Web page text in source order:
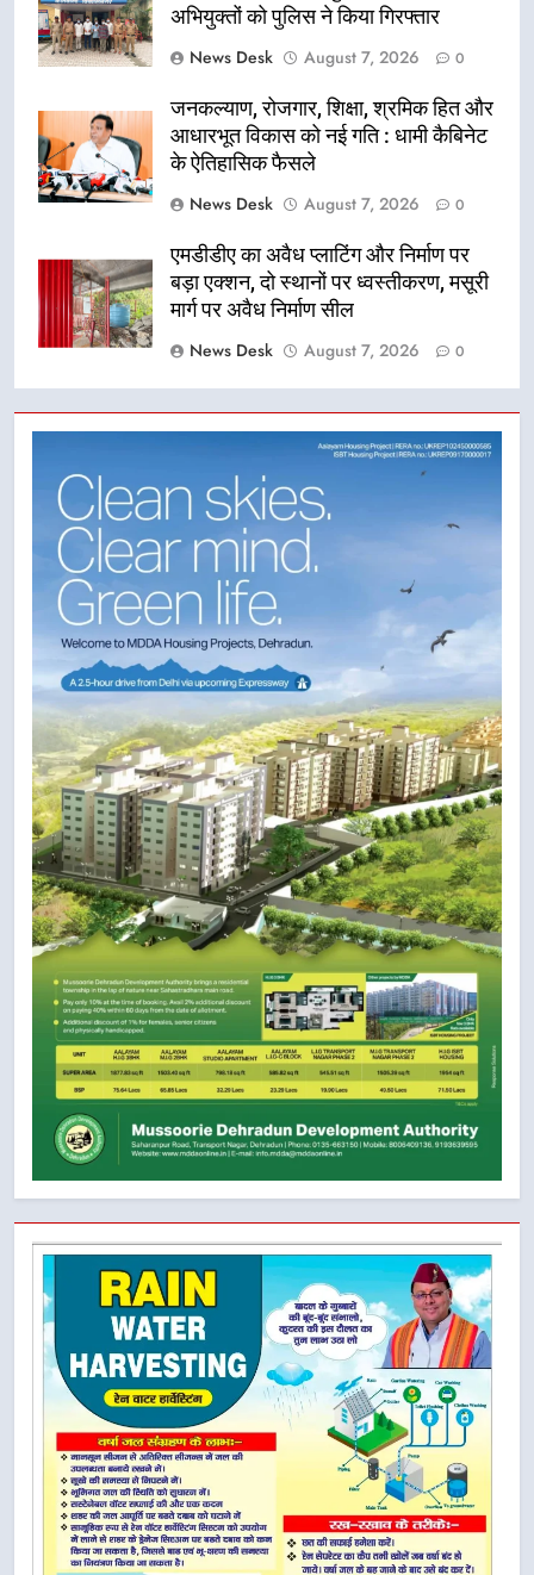
अभियुक्तों को पुलिस ने किया गिरफ्तार
News Desk
August 7, 2026 0
जनकल्याण, रोजगार, शिक्षा, श्रमिक हित और
आधारभूत विकास को नई गति : धामी कैबिनेट
के ऐतिहासिक फैसले
News Desk
August 7, 2026 0
एमडीडीए का अवैध प्लाटिंग और निर्माण पर
बड़ा एक्शन, दो स्थानों पर ध्वस्तीकरण, मसूरी
मार्ग पर अवैध निर्माण सील
News Desk
August 7, 2026 0